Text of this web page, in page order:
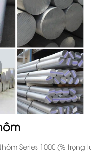
Series 1000 (%